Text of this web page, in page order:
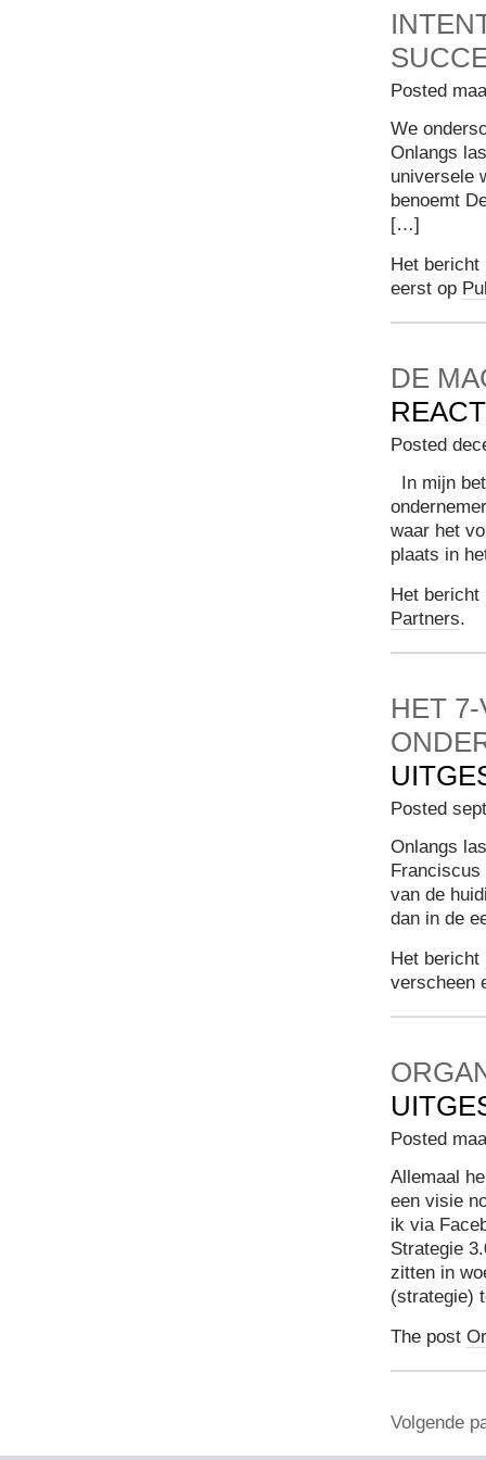
Posted
We
Onlangs
universele
benoemt
[…]
Het bericht
eerst op
DE
Posted
In mijn
waar het
plaats in
Het bericht
Partners.
HET
Posted
Onlangs
Franciscus
van de
dan in de
Het bericht
verscheen
Posted
Allemaal
een visie
ik via
Strategie
zitten in
(strategie)
The post
Volgende